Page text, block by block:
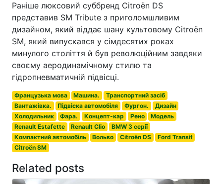
Раніше люксовий суббренд Citroën DS
представив SM Tribute з приголомшливим
дизайном, який віддає шану культовому Citroën
SM, який випускався у сімдесятих роках
минулого століття й був революційним завдяки
своєму аеродинамічному стилю та
гідропневматичній підвісці.
Французька мова Машина.
Транспортний засіб
Вантажівка.
Підвіска автомобіля Фургон.
Дизайн
Холодильник
Фара. Концепт-кар Рено
Модель
Renault Estafette
Renault Clio
BMW 3 серії
Компактний автомобіль
Вольво Citroën DS
Ford Transit
Citroën SM
Related posts